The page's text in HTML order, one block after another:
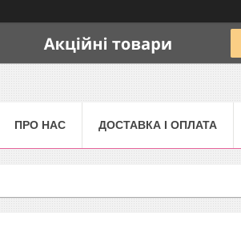
ПРО НАС ДОСТАВКА І ОПЛАТА